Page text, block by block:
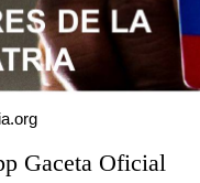
Gaceta Oficial